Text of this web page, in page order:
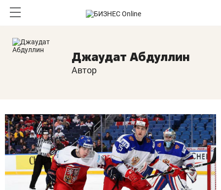
Джаудат Абдуллин
Автор